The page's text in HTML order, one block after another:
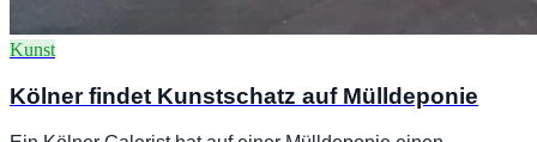
Kunst
Kölner findet Kunstschatz auf Mülldeponie